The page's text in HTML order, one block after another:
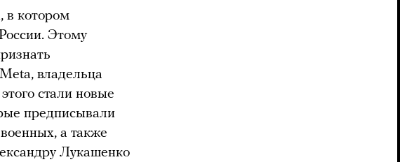
в котором
Этому
владельца
стали новые
предписывали
а также
Лукашенко